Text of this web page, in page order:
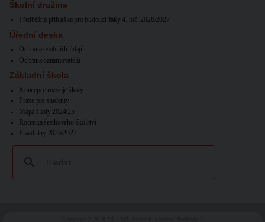
Školní družina
Předběžná přihláška pro budoucí žáky 4. roč. 2026/2027
Úřední deska
Ochrana osobních údajů
Ochrana oznamovatelů
Základní škola
Koncepce rozvoje školy
Praxe pro studenty
Mapa školy 2024/25
Ročenka šestkového školství
Prázdniny 2026/2027